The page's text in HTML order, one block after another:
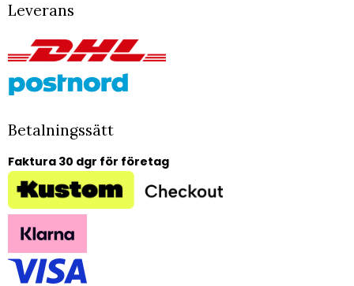
Leverans
Betalningssätt
Faktura 30 dgr för företag